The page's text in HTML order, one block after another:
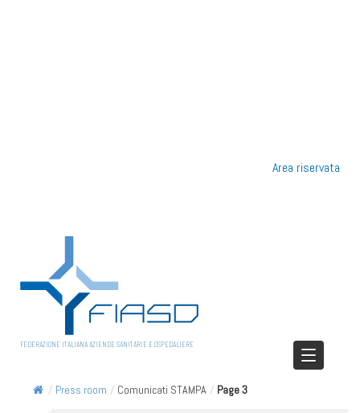
Area riservata
FEDERAZIONE ITALIANA AZIENDE SANITARIE E OSPEDALIERE
/ Press room / Comunicati STAMPA / Page 3